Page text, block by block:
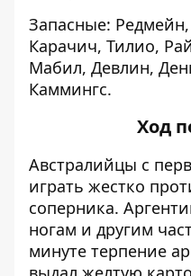
Запасные:
Карачич, Тилио,
Мабил, Девлин,
Каммингс.
Ход
Австралийцы с
играть жестко
соперника.
ногам и другим
минуте терпение